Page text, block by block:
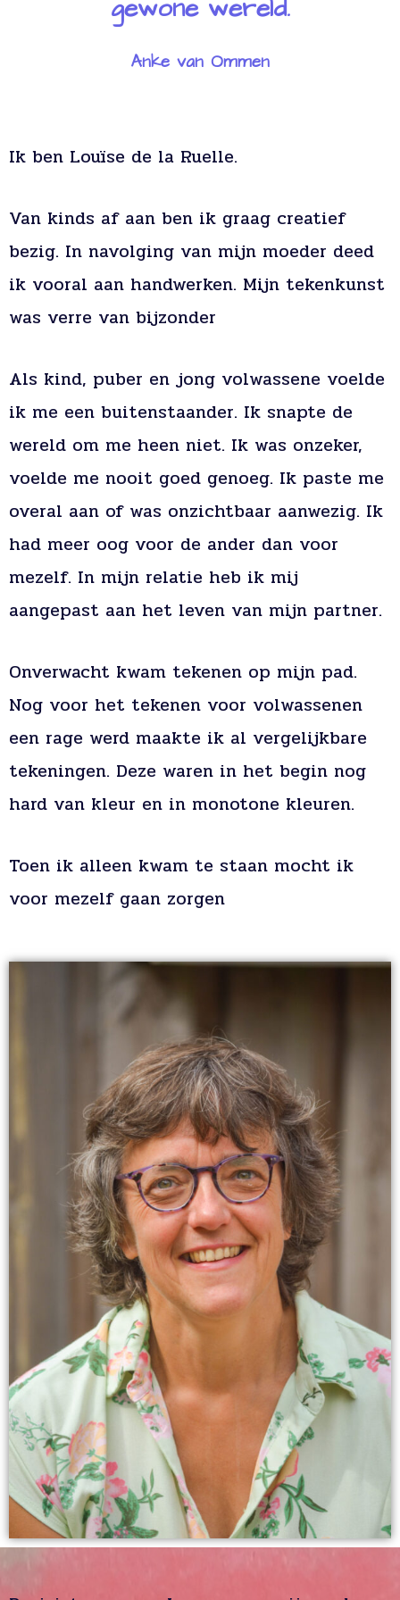
gewone wereld.
Anke van Ommen
Ik ben Louïse de la Ruelle.
Van kinds af aan ben ik graag creatief
bezig. In navolging van mijn moeder deed
ik vooral aan handwerken. Mijn tekenkunst
was verre van bijzonder
Als kind, puber en jong volwassene voelde
ik me een buitenstaander. Ik snapte de
wereld om me heen niet. Ik was onzeker,
voelde me nooit goed genoeg. Ik paste me
overal aan of was onzichtbaar aanwezig. Ik
had meer oog voor de ander dan voor
mezelf. In mijn relatie heb ik mij
aangepast aan het leven van mijn partner.
Onverwacht kwam tekenen op mijn pad.
Nog voor het tekenen voor volwassenen
een rage werd maakte ik al vergelijkbare
tekeningen. Deze waren in het begin nog
hard van kleur en in monotone kleuren.
Toen ik alleen kwam te staan mocht ik
voor mezelf gaan zorgen